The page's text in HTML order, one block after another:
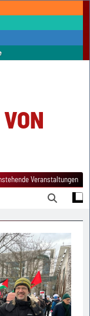
Veranstaltungen